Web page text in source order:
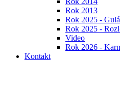
Rok 2013
Rok 2025 -
Rok 2025 -
Video
Rok 2026 -
Kontakt